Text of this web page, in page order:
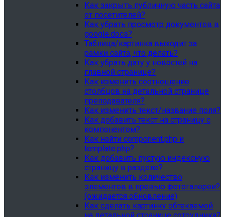
Как закрыть публичную часть сайта
от посетителей?
Как убрать просмотр документов в
google.docs?
Таблица/картинка выходит за
рамки сайта, что делать?
Как убрать дату у новостей на
главной странице?
Как изменить соотношение
столбцов на детальной странице
преподавателя?
Как изменить текст/название поля?
Как добавить текст на страницу с
компонентом?
Как найти component.php и
template.php?
Как добавить пустую индексную
страницу в разделе?
Как изменить количество
элементов в превью фотогалереи?
(ожидается обновление)
Как сделать картинку обтекаемой